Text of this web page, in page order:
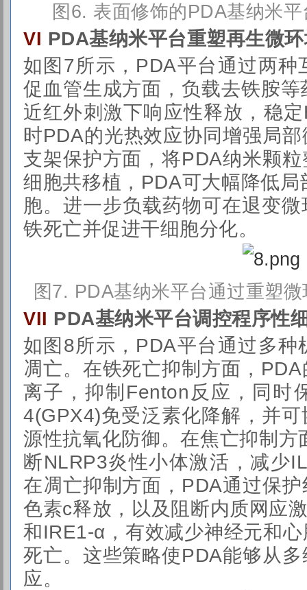
图 6. 表面修饰的PDA基纳米
VI PDA基纳米平台重塑再生微
如图7所示，PDA平台通过两种
促血管生成方面，负载去铁胺
近红外刺激下响应性释放，稳
时PDA的光热效应协同增强局
支架保护方面，将PDA纳米颗
细胞共移植，PDA可大幅降低
胞。进一步负载药物可在退变
铁死亡并促进干细胞分化。
图7. PDA基纳米平台通过重塑
VII PDA基纳米平台调控程序性
如图8所示，PDA平台通过多种
凋亡。在铁死亡抑制方面，
离子，抑制Fenton反应，同时
4(GPX4)免受泛素化降解，并
源性抗氧化防御。在焦亡抑制
断NLRP3炎性小体激活，减少
在凋亡抑制方面，PDA通过保
色素c释放，以及阻断内质网应
和IRE1-α，有效减少神经元和
死亡。这些策略使PDA能够从
应。